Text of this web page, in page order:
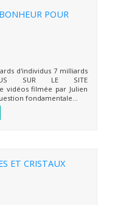
POUR
d'individus 7 milliards
SUR LE SITE
vidéos filmée par Julien
fondamentale...
ET CRISTAUX